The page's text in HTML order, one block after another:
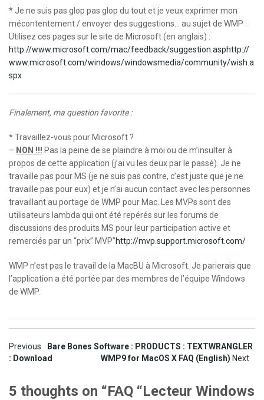
* Je ne suis pas glop pas glop du tout et je veux exprimer mon
mécontentement / envoyer des suggestions… au sujet de WMP :
Utilisez ces pages sur le site de Microsoft (en anglais) :
http://www.microsoft.com/mac/feedback/suggestion.asphttp://
www.microsoft.com/windows/windowsmedia/community/wish.a
spx
Finalement, ma question favorite :
* Travaillez-vous pour Microsoft ?
– NON !!! Pas la peine de se plaindre à moi ou de m’insulter à
propos de cette application (j’ai vu les deux par le passé). Je ne
travaille pas pour MS (je ne suis pas contre, c’est juste que je ne
travaille pas pour eux) et je n’ai aucun contact avec les personnes
travaillant au portage de WMP pour Mac. Les MVPs sont des
utilisateurs lambda qui ont été repérés sur les forums de
discussions des produits MS pour leur participation active et
remerciés par un “prix” MVP”http://mvp.support.microsoft.com/
WMP n’est pas le travail de la MacBU à Microsoft. Je parierais que
l’application a été portée par des membres de l’équipe Windows
de WMP.
Post
Previous
Bare Bones Software : PRODUCTS : TEXTWRANGLER
: Download
WMP9 for MacOS X FAQ (English) Next
5 thoughts on “FAQ “Lecteur Windows